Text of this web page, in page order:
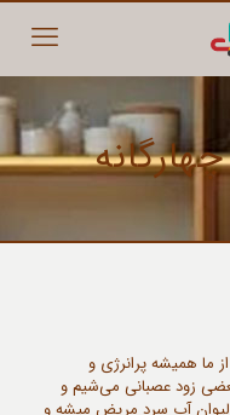
ما همیشه پرانرژی و
زود عصبانی می‌شیم و
لیوان آب سرد مریض میشه و